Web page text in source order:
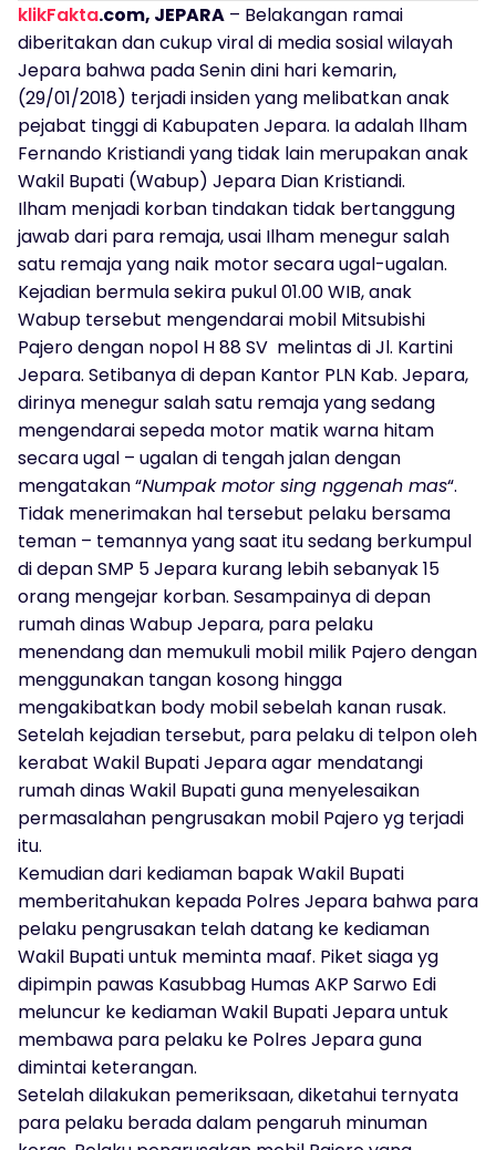
klikFakta.com, JEPARA – Belakangan ramai
diberitakan dan cukup viral di media sosial wilayah
Jepara bahwa pada Senin dini hari kemarin,
(29/01/2018) terjadi insiden yang melibatkan anak
pejabat tinggi di Kabupaten Jepara. Ia adalah llham
Fernando Kristiandi yang tidak lain merupakan anak
Wakil Bupati (Wabup) Jepara Dian Kristiandi.
Ilham menjadi korban tindakan tidak bertanggung
jawab dari para remaja, usai Ilham menegur salah
satu remaja yang naik motor secara ugal-ugalan.
Kejadian bermula sekira pukul 01.00 WIB, anak
Wabup tersebut mengendarai mobil Mitsubishi
Pajero dengan nopol H 88 SV melintas di Jl. Kartini
Jepara. Setibanya di depan Kantor PLN Kab. Jepara,
dirinya menegur salah satu remaja yang sedang
mengendarai sepeda motor matik warna hitam
secara ugal – ugalan di tengah jalan dengan
mengatakan “Numpak motor sing nggenah mas“.
Tidak menerimakan hal tersebut pelaku bersama
teman – temannya yang saat itu sedang berkumpul
di depan SMP 5 Jepara kurang lebih sebanyak 15
orang mengejar korban. Sesampainya di depan
rumah dinas Wabup Jepara, para pelaku
menendang dan memukuli mobil milik Pajero dengan
menggunakan tangan kosong hingga
mengakibatkan body mobil sebelah kanan rusak.
Setelah kejadian tersebut, para pelaku di telpon oleh
kerabat Wakil Bupati Jepara agar mendatangi
rumah dinas Wakil Bupati guna menyelesaikan
permasalahan pengrusakan mobil Pajero yg terjadi
itu.
Kemudian dari kediaman bapak Wakil Bupati
memberitahukan kepada Polres Jepara bahwa para
pelaku pengrusakan telah datang ke kediaman
Wakil Bupati untuk meminta maaf. Piket siaga yg
dipimpin pawas Kasubbag Humas AKP Sarwo Edi
meluncur ke kediaman Wakil Bupati Jepara untuk
membawa para pelaku ke Polres Jepara guna
dimintai keterangan.
Setelah dilakukan pemeriksaan, diketahui ternyata
para pelaku berada dalam pengaruh minuman